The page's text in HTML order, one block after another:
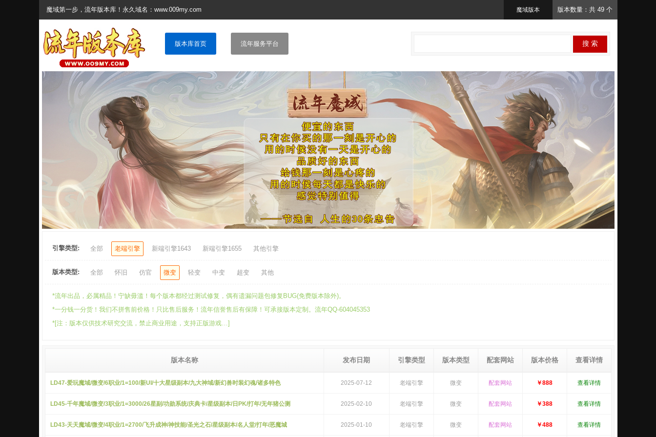
魔域第一步，流年版本库！永久域名：www.009my.com 版本数量：共 49 个
版本库首页 流年服务平台 搜 索
引擎类型: 全部 老端引擎 新端引擎1643 新端引擎1655 其他引擎
版本类型: 全部 怀旧 仿官 微变 轻变 中变 超变 其他
*流年出品，必属精品！宁缺毋滥！每个版本都经过测试修复，偶有遗漏问题包修复BUG(免费版本除外)。
*一分钱一分货！我们不拼售前价格！只比售后服务！流年信誉售后有保障！可承接版本定制。流年QQ-604045353
*[注：版本仅供技术研究交流，禁止商业用途，支持正版游戏…]
版本名称 发布日期 引擎类型 版本类型 配套网站 版本价格 查看详情
LD47-爱玩魔域/微变/6职业/1=100/新UI/十大星级副本/九大神域/新幻兽时装幻魂/诸多特色 2025-07-12 老端引擎 微变 配套网站 ￥888 查看详情
LD45-千年魔域/微变/3职业/1=3000/26星副/功勋系统/庆典卡/星级副本/日PK/打年/无年猪公测 2025-02-10 老端引擎 微变 配套网站 ￥388 查看详情
LD43-天天魔域/微变/4职业/1=2700/飞升成神/神技能/圣光之石/星级副本/名人堂/打年/恶魔城 2025-01-10 老端引擎 微变 配套网站 ￥488 查看详情
魔域版本